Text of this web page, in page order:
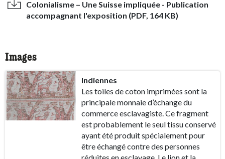
Colonialisme – Une Suisse impliquée - Publication
accompagnant l'exposition (PDF, 164 KB)
Images
Indiennes
Les toiles de coton imprimées sont la
principale monnaie d’échange du
commerce esclavagiste. Ce fragment
est probablement le seul tissu conservé
ayant été produit spécialement pour
être échangé contre des personnes